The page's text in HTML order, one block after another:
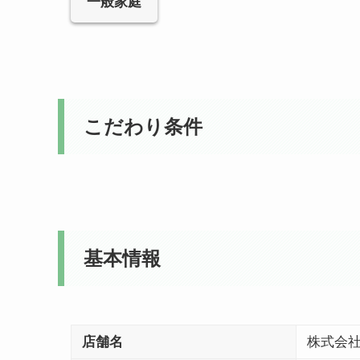
こだわり条件
基本情報
店舗名 株式会